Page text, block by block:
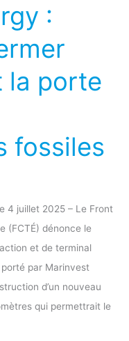
:
la porte
fossiles
4 juillet 2025 – Le Front
(FCTÉ) dénonce le
et de terminal
par Marinvest
d’un nouveau
qui permettrait le